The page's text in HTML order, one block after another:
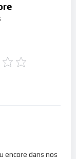
encore dans nos